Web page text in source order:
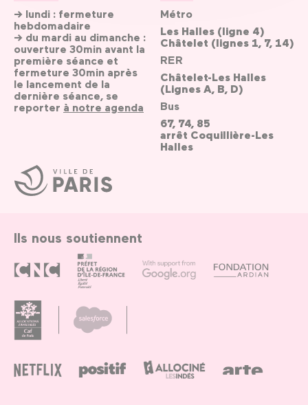
Ville
de
Paris
→ lundi : fermeture
hebdomadaire
→ du mardi au dimanche :
ouverture 30min avant la
première séance et
fermeture 30min après
le lancement de la
dernière séance, se
reporter à notre agenda
Métro
Les Halles (ligne 4)
Châtelet (lignes 1, 7, 14)
RER
Châtelet-Les Halles
(Lignes A, B, D)
Bus
67, 74, 85
arrêt Coquillière-Les
Halles
Ils nous soutiennent